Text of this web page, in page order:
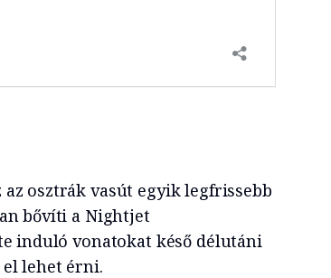
az osztrák vasút egyik legfrissebb
bővíti a Nightjet
induló vonatokat késő délutáni
lehet érni.